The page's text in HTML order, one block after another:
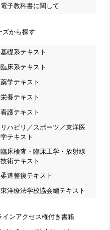
電子教科書に関して
ズから探す
基礎系テキスト
臨床系テキスト
薬学テキスト
栄養テキスト
看護テキスト
リハビリ／スポーツ／東洋医
学テキスト
臨床検査・臨床工学・放射線
技術テキスト
柔道整復テキスト
東洋療法学校協会編テキスト
インアクセス権付き書籍